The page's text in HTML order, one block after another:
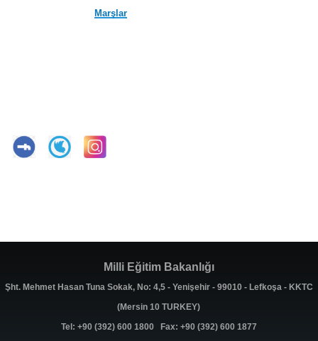
Marşlar
Milli Eğitim Bakanlığı
Şht. Mehmet Hasan Tuna Sokak, No: 4,5 - Yenişehir - 99010 - Lefkoşa - KKTC
(Mersin 10 TURKEY)
Tel: +90 (392) 600 1800 Fax: +90 (392) 600 1877